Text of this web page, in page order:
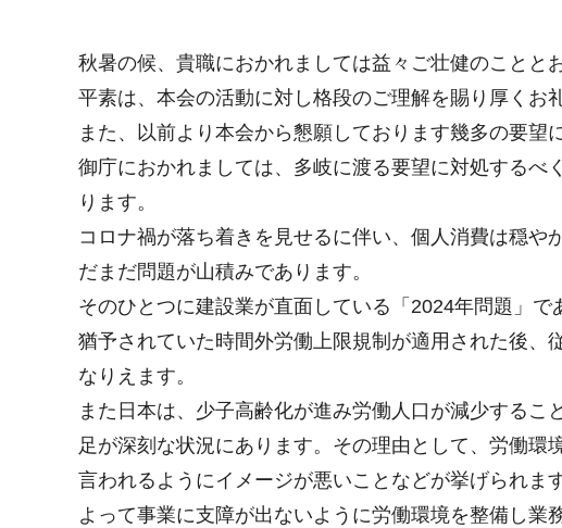
秋暑の候、貴職におかれましては益々ご壮健のことと
平素は、本会の活動に対し格段のご理解を賜り厚くお
また、以前より本会から懇願しております幾多の要望
御庁におかれましては、多岐に渡る要望に対処する
ります。
コロナ禍が落ち着きを見せるに伴い、個人消費は穏
だまだ問題が山積みであります。
そのひとつに建設業が直面している「2024年問題」で
猶予されていた時間外労働上限規制が適用された後
なりえます。
また日本は、少子高齢化が進み労働人口が減少する
足が深刻な状況にあります。その理由として、労働
言われるようにイメージが悪いことなどが挙げられます
よって事業に支障が出ないように労働環境を整備し業